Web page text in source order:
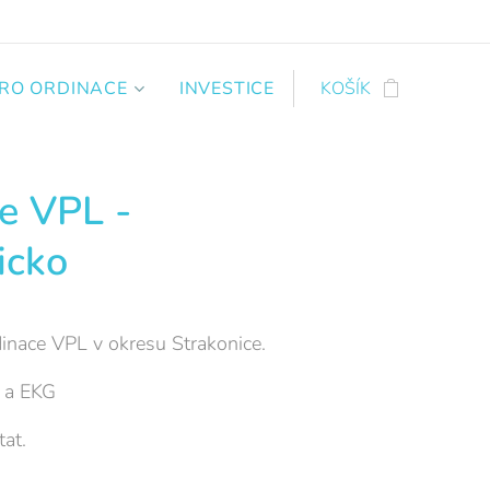
ORDINACE INVESTICE KOŠÍK
VPL -
VPL v okresu Strakonice.
EKG